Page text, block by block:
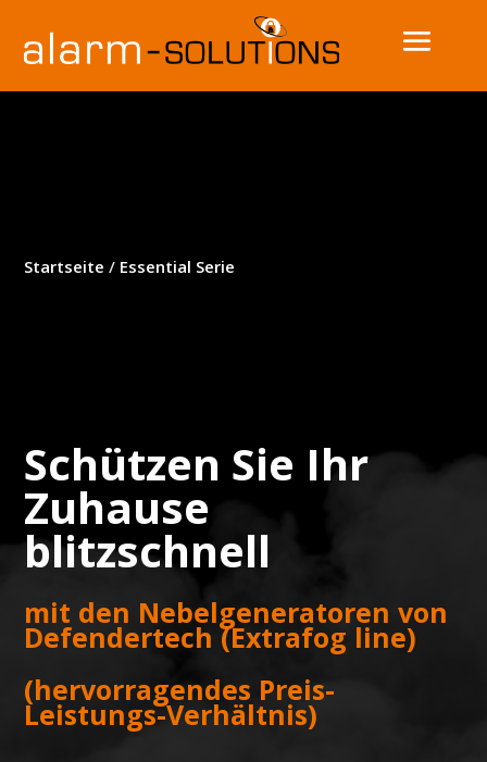
Startseite / Essential Serie
Schützen Sie Ihr
Zuhause
blitzschnell
mit den Nebelgeneratoren von
Defendertech (Extrafog line)
(hervorragendes Preis-
Leistungs-Verhältnis)